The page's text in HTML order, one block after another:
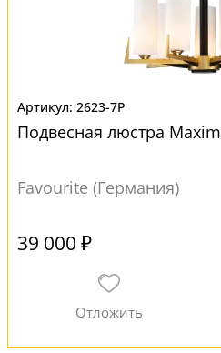
2623-7P
Подвесная люстра
Favourite (Германия)
39 000 ₽